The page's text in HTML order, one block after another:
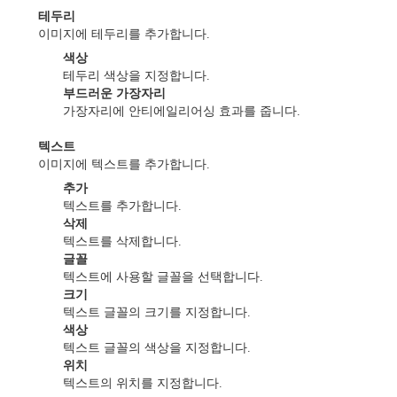
테두리
이미지에 테두리를 추가합니다.
색상
테두리 색상을 지정합니다.
부드러운 가장자리
가장자리에 안티에일리어싱 효과를 줍니다.
텍스트
이미지에 텍스트를 추가합니다.
추가
텍스트를 추가합니다.
삭제
텍스트를 삭제합니다.
글꼴
텍스트에 사용할 글꼴을 선택합니다.
크기
텍스트 글꼴의 크기를 지정합니다.
색상
텍스트 글꼴의 색상을 지정합니다.
위치
텍스트의 위치를 지정합니다.